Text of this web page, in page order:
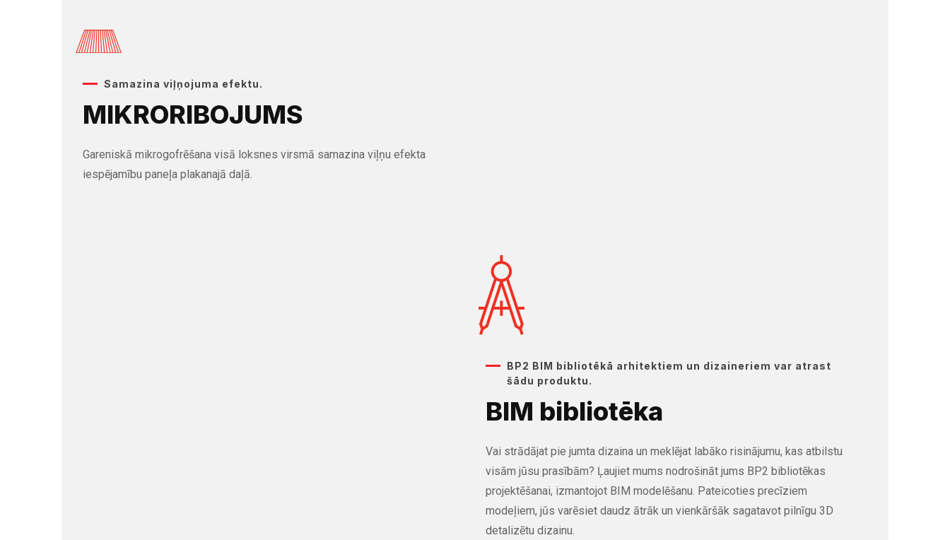
Samazina viļņojuma efektu.
MIKRORIBOJUMS
Gareniskā mikrogofrēšana visā loksnes virsmā samazina viļņu efekta
iespējamību paneļa plakanajā daļā.
BP2 BIM bibliotēkā arhitektiem un dizaineriem var atrast
šādu produktu.
BIM bibliotēka
Vai strādājat pie jumta dizaina un meklējat labāko risinājumu, kas atbilstu
visām jūsu prasībām? Ļaujiet mums nodrošināt jums BP2 bibliotēkas
projektēšanai, izmantojot BIM modelēšanu. Pateicoties precīziem
modeļiem, jūs varēsiet daudz ātrāk un vienkāršāk sagatavot pilnīgu 3D
detalizētu dizainu.